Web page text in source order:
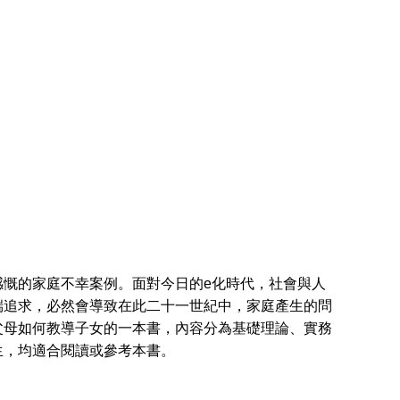
家庭不幸案例。面對今日的e化時代，社會與人
求，必然會導致在此二十一世紀中，家庭產生的問
如何教導子女的一本書，內容分為基礎理論、實務
均適合閱讀或參考本書。